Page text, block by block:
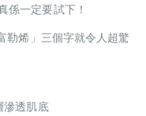
係一定要試下！
勒烯」三個字就令人超驚
滲透肌底